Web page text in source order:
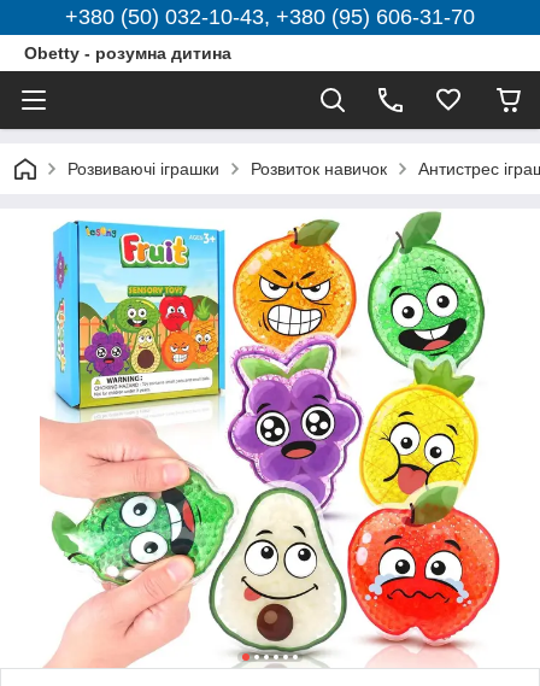
+380 (50) 032-10-43, +380 (95) 606-31-70
Obetty - розумна дитина
Розвиваючі іграшки Розвиток навичок Антистрес